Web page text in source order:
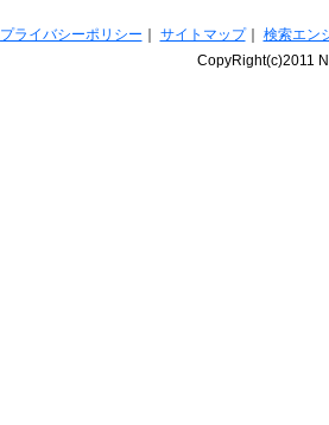
プライバシーポリシー サイトマップ｜ 検索エン
CopyRight(c)2011